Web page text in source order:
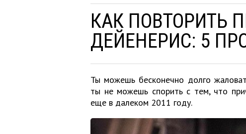
КАК ПОВТОРИТЬ
ДЕЙЕНЕРИС: 5
Ты можешь бесконечно долго
ты не можешь спорить с тем, что
еще в далеком 2011 году.